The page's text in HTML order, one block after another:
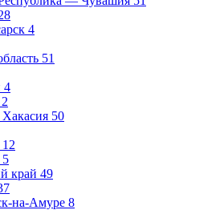
4
51
4
2
50
12
5
край 49
на-Амуре 8